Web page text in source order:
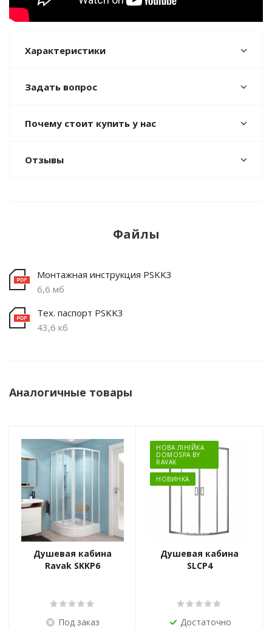
Характеристики
Задать вопрос
Почему стоит купить у нас
Отзывы
Файлы
Монтажная инструкция PSKK3
6,6 мб
Тех. паспорт PSKK3
43,6 кб
Аналогичные товары
Душевая кабина
Ravak SKKP6
Под заказ
НОВА ЛІНІЙКА
DOMOSPA BY
RAVAK
НОВИНКА
Душевая кабина
SLCP4
Достаточно